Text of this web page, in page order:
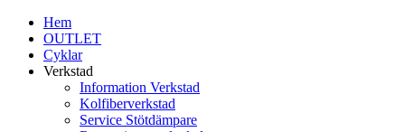
Hem
OUTLET
Cyklar
Verkstad
Information Verkstad
Kolfiberverkstad
Service Stötdämpare